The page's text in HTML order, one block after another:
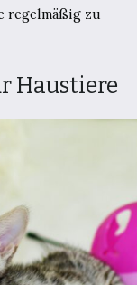
regelmäßig zu
Haustiere